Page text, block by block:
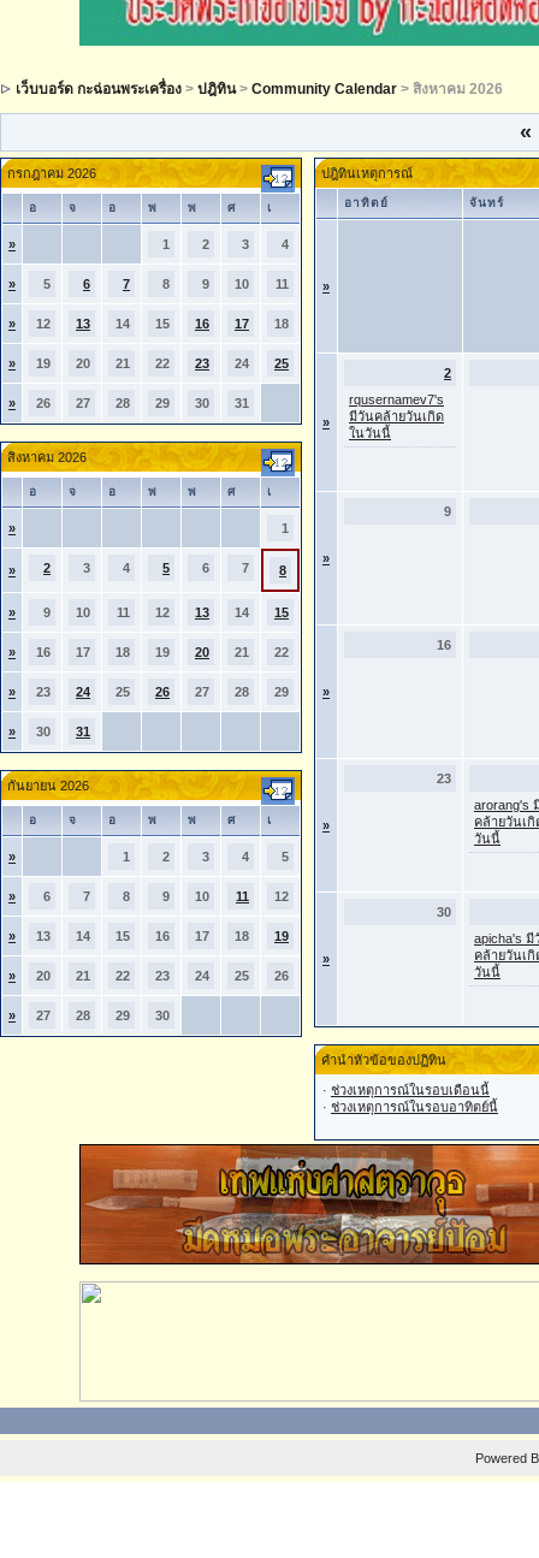
เว็บบอร์ด กะฉ่อนพระเครื่อง > ปฎิทิน> Community Calendar > สิงหาคม 2026
«
กรกฎาคม 2026
อ จ อ พ พ ศ เ
» 1 2 3 4
» 5 6 7 8 9 10 11
» 12 13 14 15 16 17 18
» 19 20 21 22 23 24 25
» 26 27 28 29 30 31
สิงหาคม 2026
อ จ อ พ พ ศ เ
» 1
» 2 3 4 5 6 7 8
» 9 10 11 12 13 14 15
» 16 17 18 19 20 21 22
» 23 24 25 26 27 28 29
» 30 31
กันยายน 2026
อ จ อ พ พ ศ เ
» 1 2 3 4 5
» 6 7 8 9 10 11 12
» 13 14 15 16 17 18 19
» 20 21 22 23 24 25 26
» 27 28 29 30
ปฎิทินเหตุการณ์
อาทิตย์ จันทร์
»
»
2
rqusernamev7's
มีวันคล้ายวันเกิด
ในวันนี้
»
9
»
16
»
23
arorang's
คล้ายวันเกิ
วันนี้
»
30
apicha's มี
คล้ายวันเกิ
วันนี้
คำนำหัวข้อของปฏิทิน
· ช่วงเหตุการณ์ในรอบเดือนนี้
· ช่วงเหตุการณ์ในรอบอาทิตย์นี้
Powered